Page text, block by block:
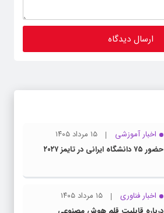
اخبار آموزشی
۱۵ مرداد ۱۴۰۵
حضور ۷۵ دانشگاه ایرانی در تایمز ۲۰۲۷
اخبار فناوری
۱۵ مرداد ۱۴۰۵